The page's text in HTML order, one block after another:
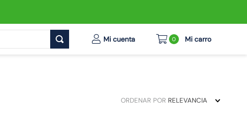
0
ORDENAR POR RELEVANCIA